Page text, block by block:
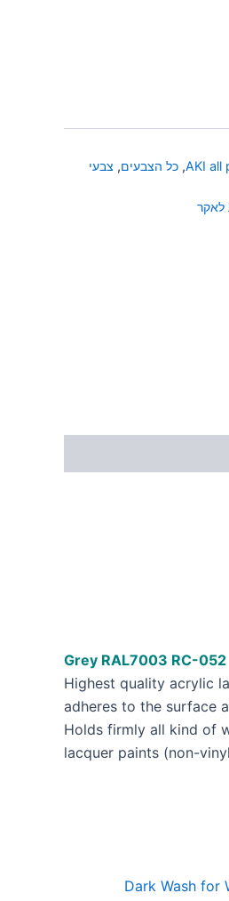
AKI all
, כל הצבעים, צבעי
לאקר
Grey RAL7003 RC-052
Highest quality acrylic
adheres to the surface
Holds firmly all kind of
lacquer paints (non-